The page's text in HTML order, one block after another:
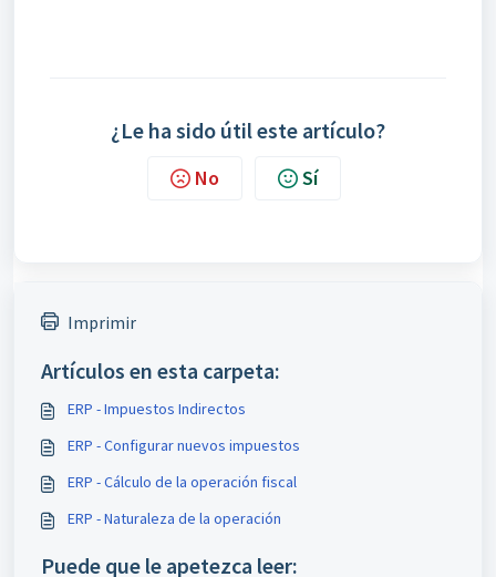
¿Le ha sido útil este artículo?
No Sí
Imprimir
Artículos en esta carpeta:
ERP - Impuestos Indirectos
ERP - Configurar nuevos impuestos
ERP - Cálculo de la operación fiscal
ERP - Naturaleza de la operación
Puede que le apetezca leer: